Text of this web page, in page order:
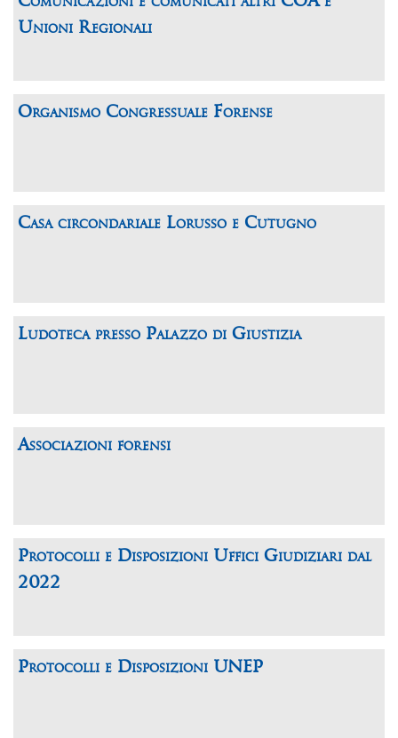
Unioni Regionali
Organismo Congressuale Forense
Casa circondariale Lorusso e Cutugno
Ludoteca presso Palazzo di Giustizia
Associazioni forensi
Protocolli e Disposizioni Uffici Giudiziari dal
2022
Protocolli e Disposizioni UNEP